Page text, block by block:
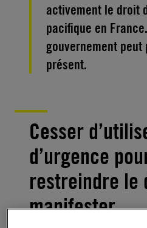
activement le droit
pacifique en
gouvernement peut
présent.
Cesser
d’urgence
restreindre le
manifester